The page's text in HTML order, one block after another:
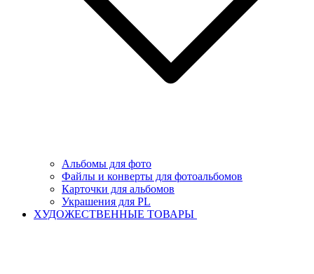
Альбомы для фото
Файлы и конверты для фотоальбомов
Карточки для альбомов
Украшения для PL
ХУДОЖЕСТВЕННЫЕ ТОВАРЫ